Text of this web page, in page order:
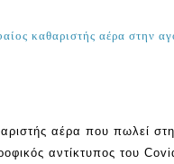
αέρα που πωλεί
αντίκτυπος του